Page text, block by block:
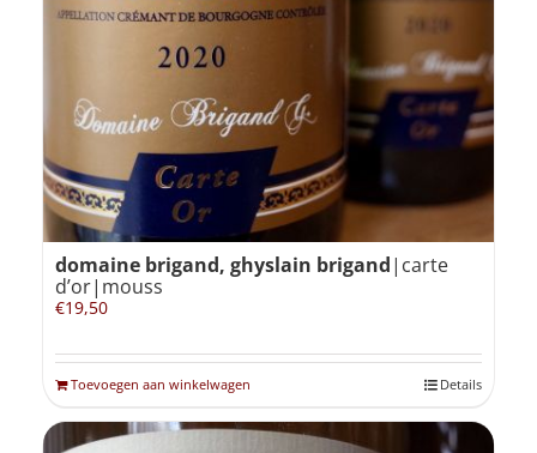
domaine brigand, ghyslain brigand|carte
d’or|mouss
€19,50
Toevoegen aan winkelwagen Details